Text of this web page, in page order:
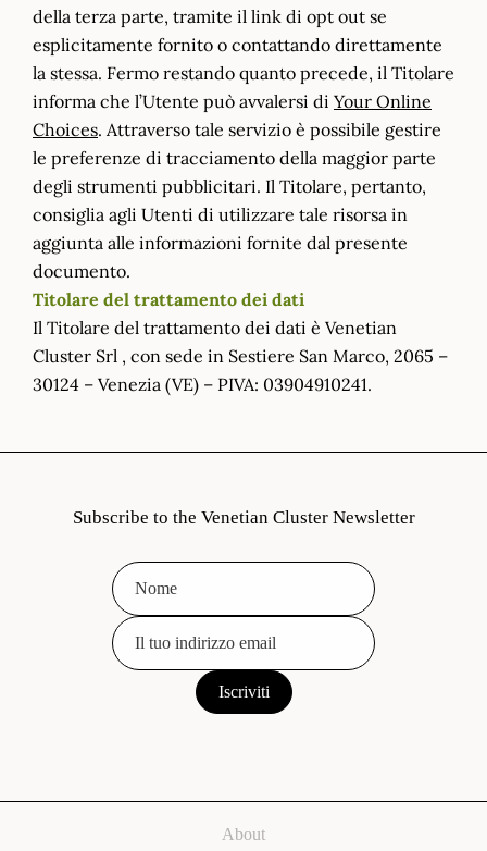
della terza parte, tramite il link di opt out se
esplicitamente fornito o contattando direttamente
la stessa. Fermo restando quanto precede, il Titolare
informa che l’Utente può avvalersi di Your Online
Choices. Attraverso tale servizio è possibile gestire
le preferenze di tracciamento della maggior parte
degli strumenti pubblicitari. Il Titolare, pertanto,
consiglia agli Utenti di utilizzare tale risorsa in
aggiunta alle informazioni fornite dal presente
documento.
Titolare del trattamento dei dati
Il Titolare del trattamento dei dati è Venetian
Cluster Srl , con sede in Sestiere San Marco, 2065 –
30124 – Venezia (VE) – PIVA: 03904910241.
Subscribe to the Venetian Cluster Newsletter
About